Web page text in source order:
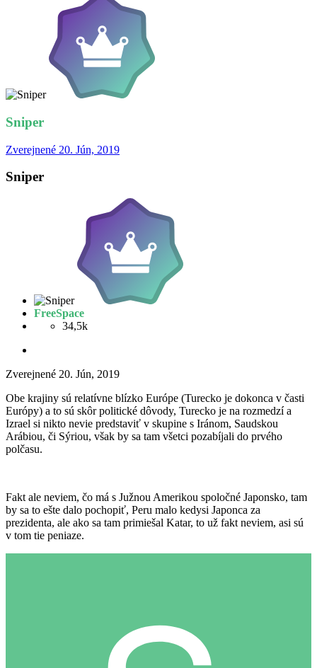
Sniper
Zverejnené 20. Jún, 2019
Sniper
FreeSpace
34,5k
Zverejnené 20. Jún, 2019
Obe krajiny sú relatívne blízko Európe (Turecko je dokonca v časti
Európy) a to sú skôr politické dôvody, Turecko je na rozmedzí a
Izrael si nikto nevie predstaviť v skupine s Iránom, Saudskou
Arábiou, či Sýriou, však by sa tam všetci pozabíjali do prvého
polčasu.
Fakt ale neviem, čo má s Južnou Amerikou spoločné Japonsko, tam
by sa to ešte dalo pochopiť, Peru malo kedysi Japonca za
prezidenta, ale ako sa tam primiešal Katar, to už fakt neviem, asi sú
v tom tie peniaze.